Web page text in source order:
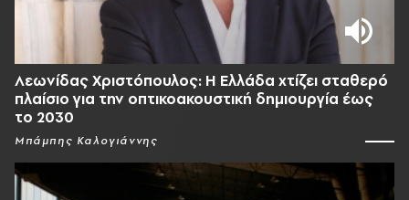
Λεωνίδας Χριστόπουλος: Η Ελλάδα χτίζει σταθερό
πλαίσιο για την οπτικοακουστική δημιουργία έως
το 2030
Μπάμπης Καλογιάννης